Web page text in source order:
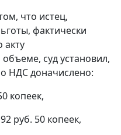
что истец,
фактически
акту
суд установил,
НДС доначислено:
копеек,
руб. 50 копеек,